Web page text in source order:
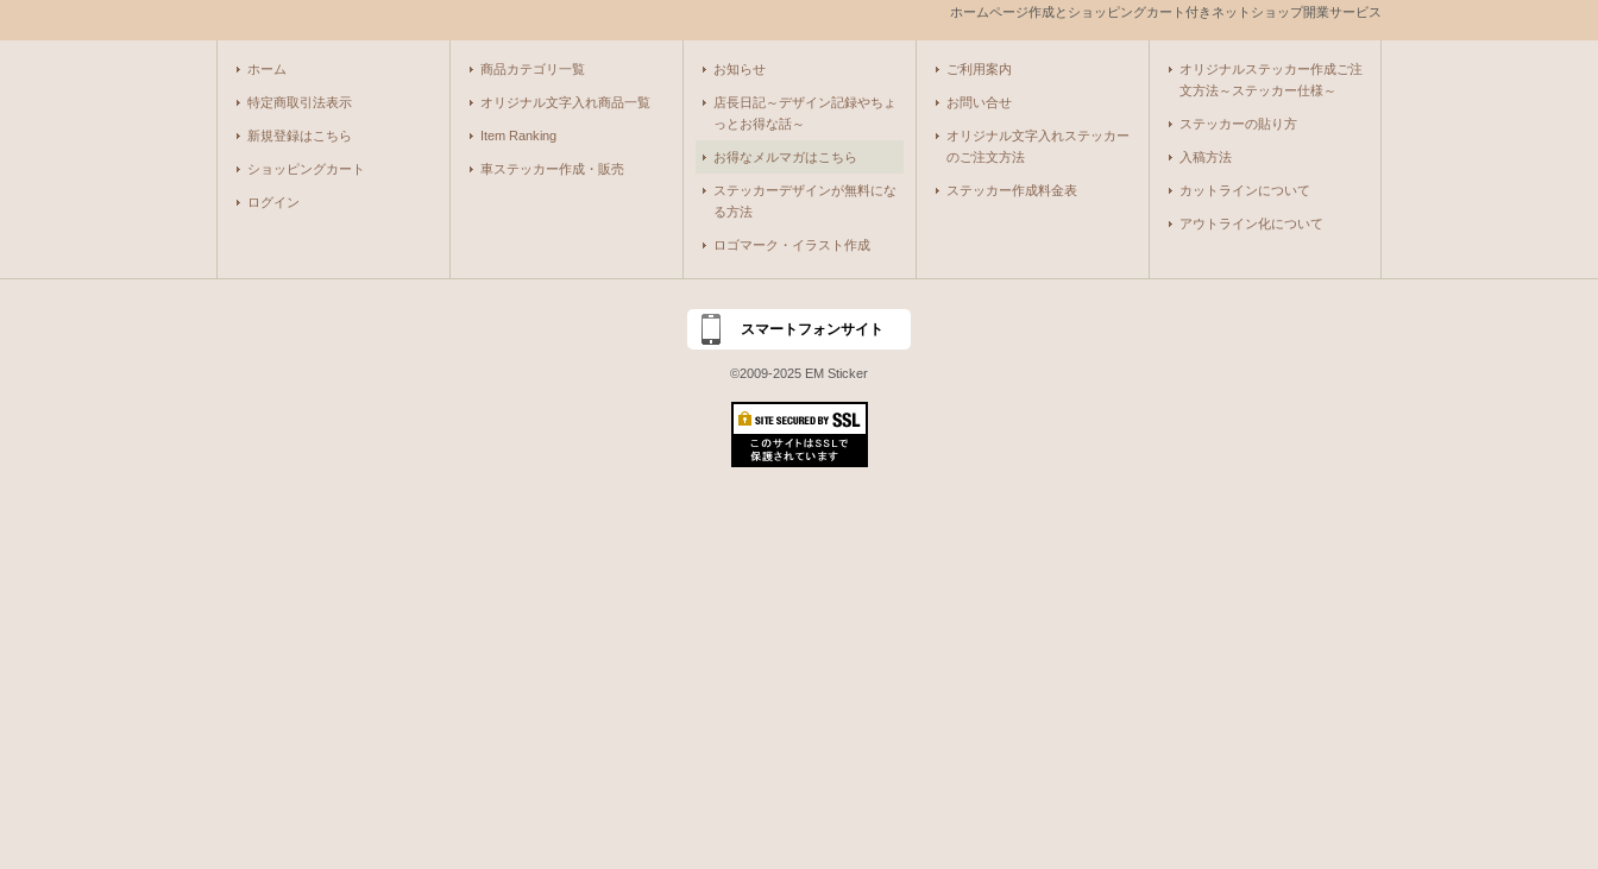
ホームページ作成とショッピングカート付きネットショップ開業サービス
ホーム
特定商取引法表示
新規登録はこちら
ショッピングカート
ログイン
商品カテゴリ一覧
オリジナル文字入れ商品一覧
Item Ranking
車ステッカー作成・販売
お知らせ
店長日記～デザイン記録やちょ
っとお得な話～
お得なメルマガはこちら
ステッカーデザインが無料にな
る方法
ロゴマーク・イラスト作成
ご利用案内
お問い合せ
オリジナル文字入れステッカー
のご注文方法
ステッカー作成料金表
オリジナルステッカー作成ご注
文方法～ステッカー仕様～
ステッカーの貼り方
入稿方法
カットラインについて
アウトライン化について
スマートフォンサイト
©2009-2025 EM Sticker